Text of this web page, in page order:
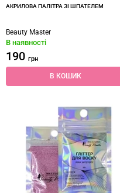
АКРИЛОВА ПАЛІТРА ЗІ ШПАТЕЛЕМ
Beauty Master
В наявності
190 грн
В КОШИК